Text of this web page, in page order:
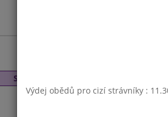
Středa 5. 4. 2006
Masová krémová
Výdej obědů pro cizí strávníky :